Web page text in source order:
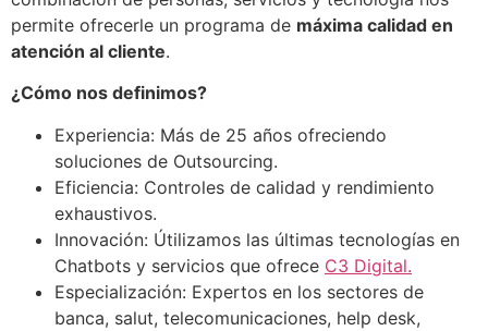
permite ofrecerle un programa de máxima calidad en
atención al cliente.
¿Cómo nos definimos?
Experiencia: Más de 25 años ofreciendo
soluciones de Outsourcing.
Eficiencia: Controles de calidad y rendimiento
exhaustivos.
Innovación: Útilizamos las últimas tecnologías en
Chatbots y servicios que ofrece C3 Digital.
Especialización: Expertos en los sectores de
banca, salut, telecomunicaciones, help desk,